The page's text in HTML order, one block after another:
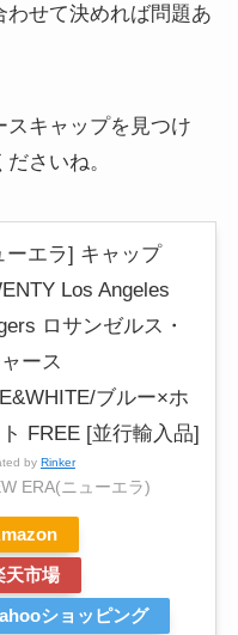
せて決めれば問題あ
キャップを見つけ
さいね。
ーエラ] キャップ
Los Angeles
ロサンゼルス・
ース
ブルー×ホ
FREE [並行輸入品]
by Rinker
ERA(ニューエラ)
天市場
ショッピング